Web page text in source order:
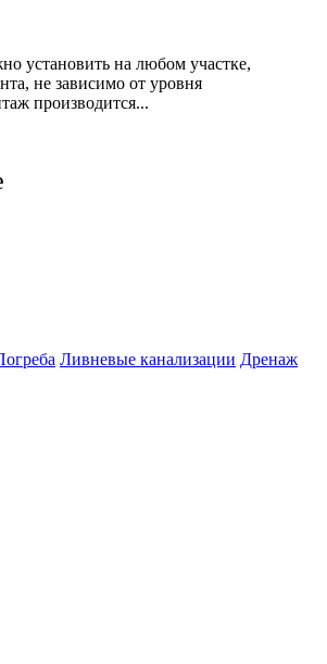
установить на любом участке,
не зависимо от уровня
производится...
Ливневые канализации Дренаж